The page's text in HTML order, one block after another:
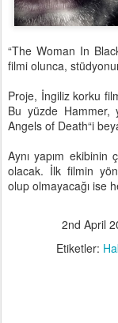
“The Woman In
filmi olunca,
Proje, İngiliz korku
Bu yüzde Hammer,
Angels of Death“i
Aynı yapım ekibinin
olacak. İlk filmin
olup olmayacağı ise
2nd April
Etiketler: